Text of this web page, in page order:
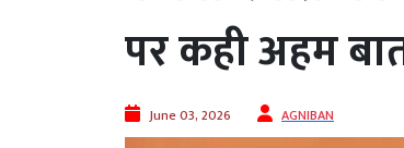
पर कही अहम
June 03, 2026 AGNIBAN